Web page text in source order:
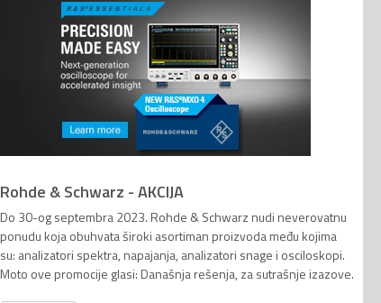
Rohde & Schwarz - AKCIJA
Do 30-og septembra 2023. Rohde & Schwarz nudi neverovatnu
ponudu koja obuhvata široki asortiman proizvoda među kojima
su: analizatori spektra, napajanja, analizatori snage i osciloskopi.
Moto ove promocije glasi: Današnja rešenja, za sutrašnje izazove.